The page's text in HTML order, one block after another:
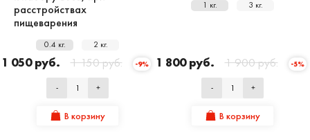
расстройствах
пищеварения
0.4 кг. 2 кг.
1 050 руб. 1 150 руб. -9%
- +
В корзину
1 кг. 3 кг.
1 800 руб. 1 900 руб. -5%
- +
В корзину